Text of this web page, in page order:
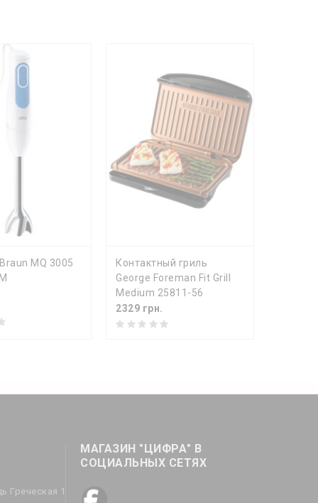
MQ 3005
КУПИТЬ
Контактный гриль
George Foreman Fit Grill
Medium 25811-56
2329 грн.
Греческая 1
МАГАЗИН "ЦИФРА" В
СОЦИАЛЬНЫХ СЕТЯХ